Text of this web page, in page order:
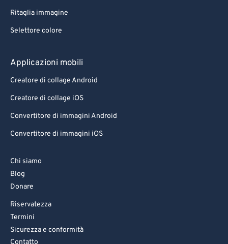
Ritaglia immagine
Selettore colore
Applicazioni mobili
Creatore di collage Android
Creatore di collage iOS
Convertitore di immagini Android
Convertitore di immagini iOS
Chi siamo
Blog
Donare
Riservatezza
Termini
Sicurezza e conformità
Contatto